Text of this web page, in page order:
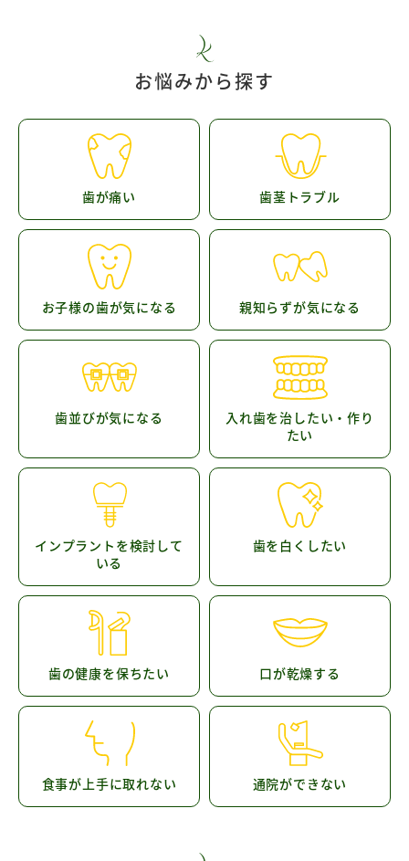
お悩みから探す
歯が痛い 歯茎トラブル
お子様の歯が気になる 親知らずが気になる
歯並びが気になる
入れ歯を治したい・作り
たい
インプラントを検討して
いる
歯を白くしたい
歯の健康を保ちたい 口が乾燥する
食事が上手に取れない 通院ができない